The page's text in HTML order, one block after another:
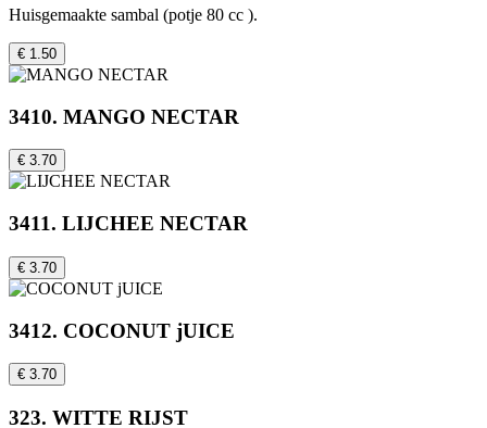
Huisgemaakte sambal (potje 80 cc ).
€ 1.50
3410. MANGO NECTAR
€ 3.70
3411. LIJCHEE NECTAR
€ 3.70
3412. COCONUT jUICE
€ 3.70
323. WITTE RIJST